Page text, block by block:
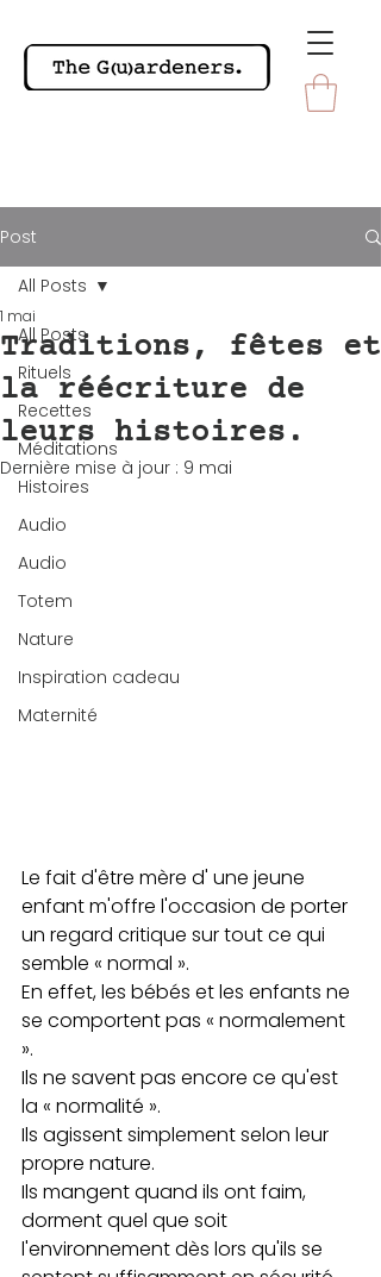
Post
All Posts
Rituels
Recettes
Méditations
Histoires
Audio
Audio
Totem
Nature
Inspiration cadeau
Maternité
All Posts
Traditions, fêtes et
la réécriture de
leurs histoires.
1 mai
Dernière mise à jour : 9 mai
Le fait d'être mère d' une jeune
enfant m'offre l'occasion de porter
un regard critique sur tout ce qui
semble « normal ».
En effet, les bébés et les enfants ne
se comportent pas « normalement
».
Ils ne savent pas encore ce qu'est
la « normalité ».
Ils agissent simplement selon leur
propre nature.
Ils mangent quand ils ont faim,
dorment quel que soit
l'environnement dès lors qu'ils se